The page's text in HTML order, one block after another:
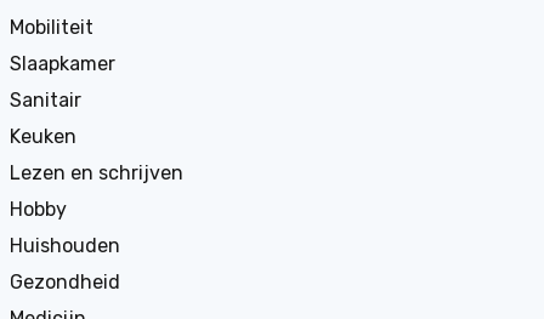
Mobiliteit
Slaapkamer
Sanitair
Keuken
Lezen en schrijven
Hobby
Huishouden
Gezondheid